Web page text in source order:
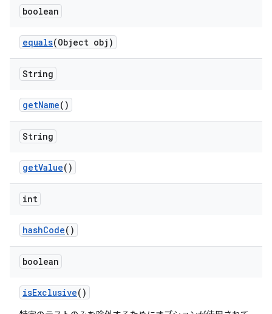
boolean
equals(Object obj)
String
getName()
String
getValue()
int
hashCode()
boolean
isExclusive()